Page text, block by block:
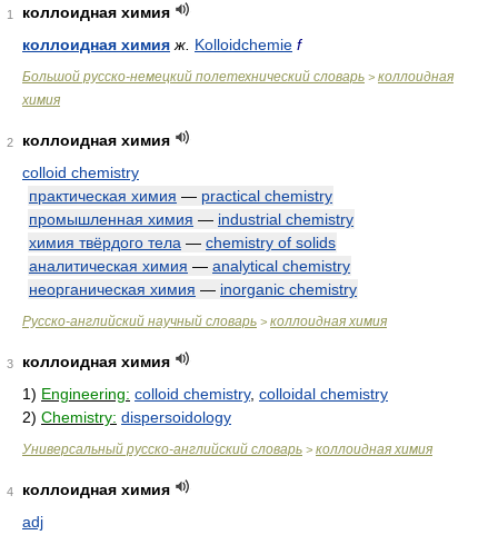
1
коллоидная химия
коллоидная химия ж. Kolloidchemie f
Большой русско-немецкий полетехнический словарь > коллоидная
химия
2
коллоидная химия
colloid chemistry
практическая химия — practical chemistry
промышленная химия — industrial chemistry
химия твёрдого тела — chemistry of solids
аналитическая химия — analytical chemistry
неорганическая химия — inorganic chemistry
Русско-английский научный словарь > коллоидная химия
3
коллоидная химия
1) Engineering: colloid chemistry, colloidal chemistry
2) Chemistry: dispersoidology
Универсальный русско-английский словарь > коллоидная химия
4
коллоидная химия
adj